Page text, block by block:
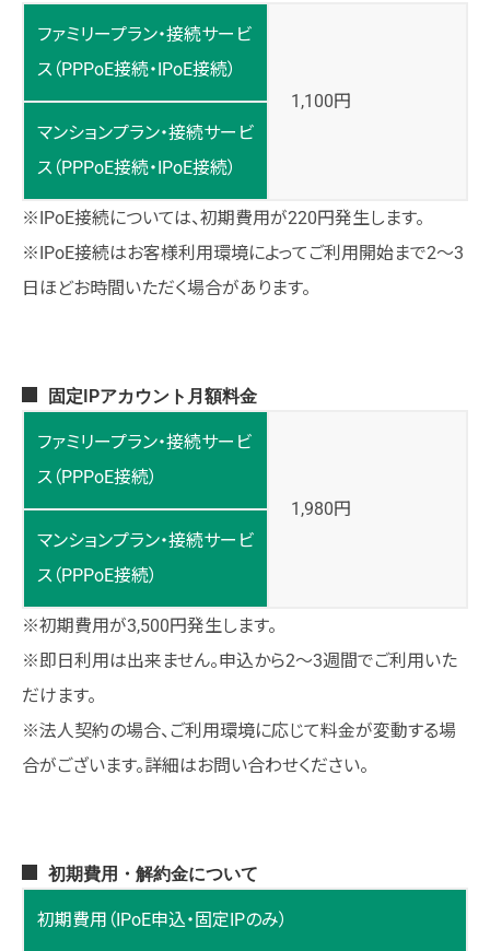
ファミリープラン・接続サービ
ス （PPPoE接続・IPoE接続）
1,100円
マンションプラン・接続サービ
ス （PPPoE接続・IPoE接続）
※IPoE接続については、初期費用が220円発生します。
※IPoE接続はお客様利用環境によってご利用開始まで2～3
日ほどお時間いただく場合があります。
固定IPアカウント月額料金
ファミリープラン・接続サービ
ス（PPPoE接続）
1,980円
マンションプラン・接続サービ
ス（PPPoE接続）
※初期費用が3,500円発生します。
※即日利用は出来ません。申込から2～3週間でご利用いた
だけます。
※法人契約の場合、ご利用環境に応じて料金が変動する場
合がございます。詳細はお問い合わせください。
初期費用・解約金について
初期費用（IPoE申込・固定IPのみ）